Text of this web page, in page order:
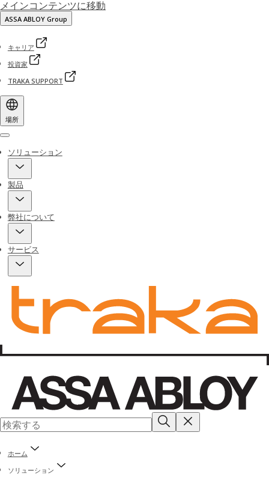
メインコンテンツに移動
ASSA ABLOY Group
キャリア
投資家
TRAKA SUPPORT
場所
Menu
ソリューション
製品
弊社について
サービス
ホーム
ソリューション